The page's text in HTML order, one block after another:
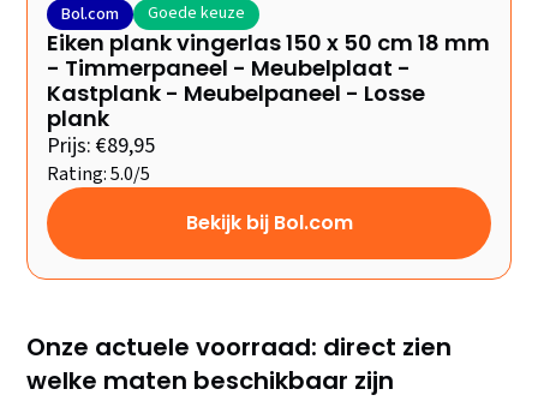
Bol.com Goede keuze
Eiken plank vingerlas 150 x 50 cm 18 mm
- Timmerpaneel - Meubelplaat -
Kastplank - Meubelpaneel - Losse
plank
Prijs: €89,95
Rating: 5.0/5
Bekijk bij Bol.com
Onze actuele voorraad: direct zien
welke maten beschikbaar zijn